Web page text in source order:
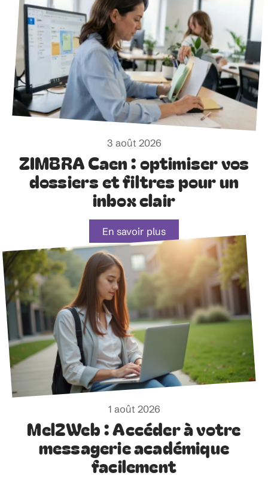
3 août 2026
ZIMBRA Caen : optimiser vos
dossiers et filtres pour un
inbox clair
En savoir plus
1 août 2026
Mel2Web : Accéder à votre
messagerie académique
facilement